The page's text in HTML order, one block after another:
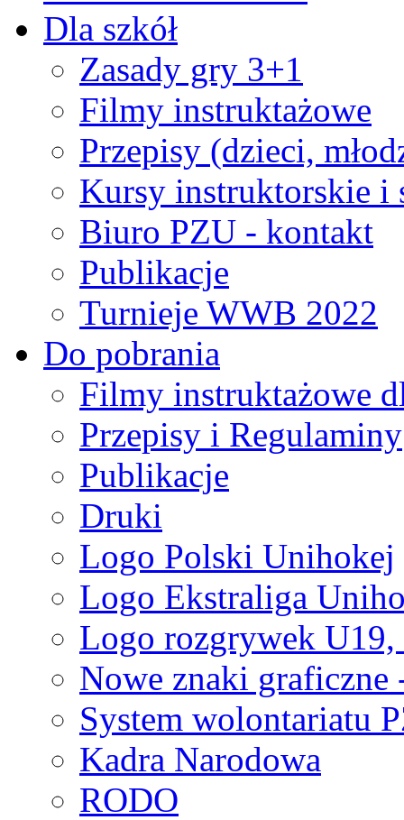
Dla szkół
Zasady gry 3+1
Filmy instruktażowe
Przepisy (dzieci,
Kursy instruktorskie i
Biuro PZU - kontakt
Publikacje
Turnieje WWB 2022
Do pobrania
Filmy instruktażowe
Przepisy i Regulaminy
Publikacje
Druki
Logo Polski Unihokej
Logo Ekstraliga
Logo rozgrywek
Nowe znaki graficzne
System wolontariatu
Kadra Narodowa
RODO